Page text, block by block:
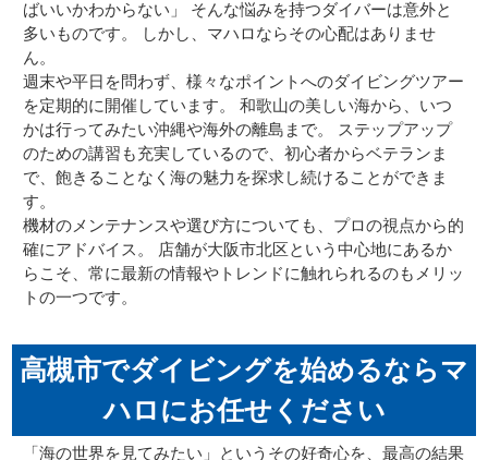
ばいいかわからない」 そんな悩みを持つダイバーは意外と
多いものです。 しかし、マハロならその心配はありませ
ん。
週末や平日を問わず、様々なポイントへのダイビングツアー
を定期的に開催しています。 和歌山の美しい海から、いつ
かは行ってみたい沖縄や海外の離島まで。 ステップアップ
のための講習も充実しているので、初心者からベテランま
で、飽きることなく海の魅力を探求し続けることができま
す。
機材のメンテナンスや選び方についても、プロの視点から的
確にアドバイス。 店舗が大阪市北区という中心地にあるか
らこそ、常に最新の情報やトレンドに触れられるのもメリッ
トの一つです。
高槻市でダイビングを始めるならマ
ハロにお任せください
「海の世界を見てみたい」というその好奇心を、最高の結果